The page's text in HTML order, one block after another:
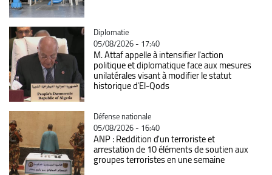
Catégorie
Diplomatie
05/08/2026 - 17:40
M. Attaf appelle à intensifier l'action
politique et diplomatique face aux mesures
unilatérales visant à modifier le statut
historique d'El-Qods
Catégorie
Défense nationale
05/08/2026 - 16:40
ANP : Reddition d'un terroriste et
arrestation de 10 éléments de soutien aux
groupes terroristes en une semaine